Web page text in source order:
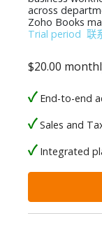
across
Zoho Books
Trial period 联
$20.00
End-to-end
Sales and
Integrated